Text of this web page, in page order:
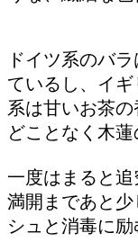
ドイツ系のバ
ているし、イ
系は甘いお茶
どことなく木蓮
一度はまると追
満開まであと
シュと消毒に励